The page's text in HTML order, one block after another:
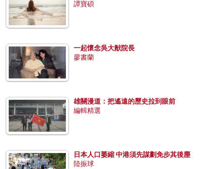
譚寶碩
一起懷念吳大猷院長
廖書蘭
雄關漫道：把遙遠的歷史拉到眼前
編輯精選
日本人口萎縮 中港須先謀劃免步其後塵
陸振球